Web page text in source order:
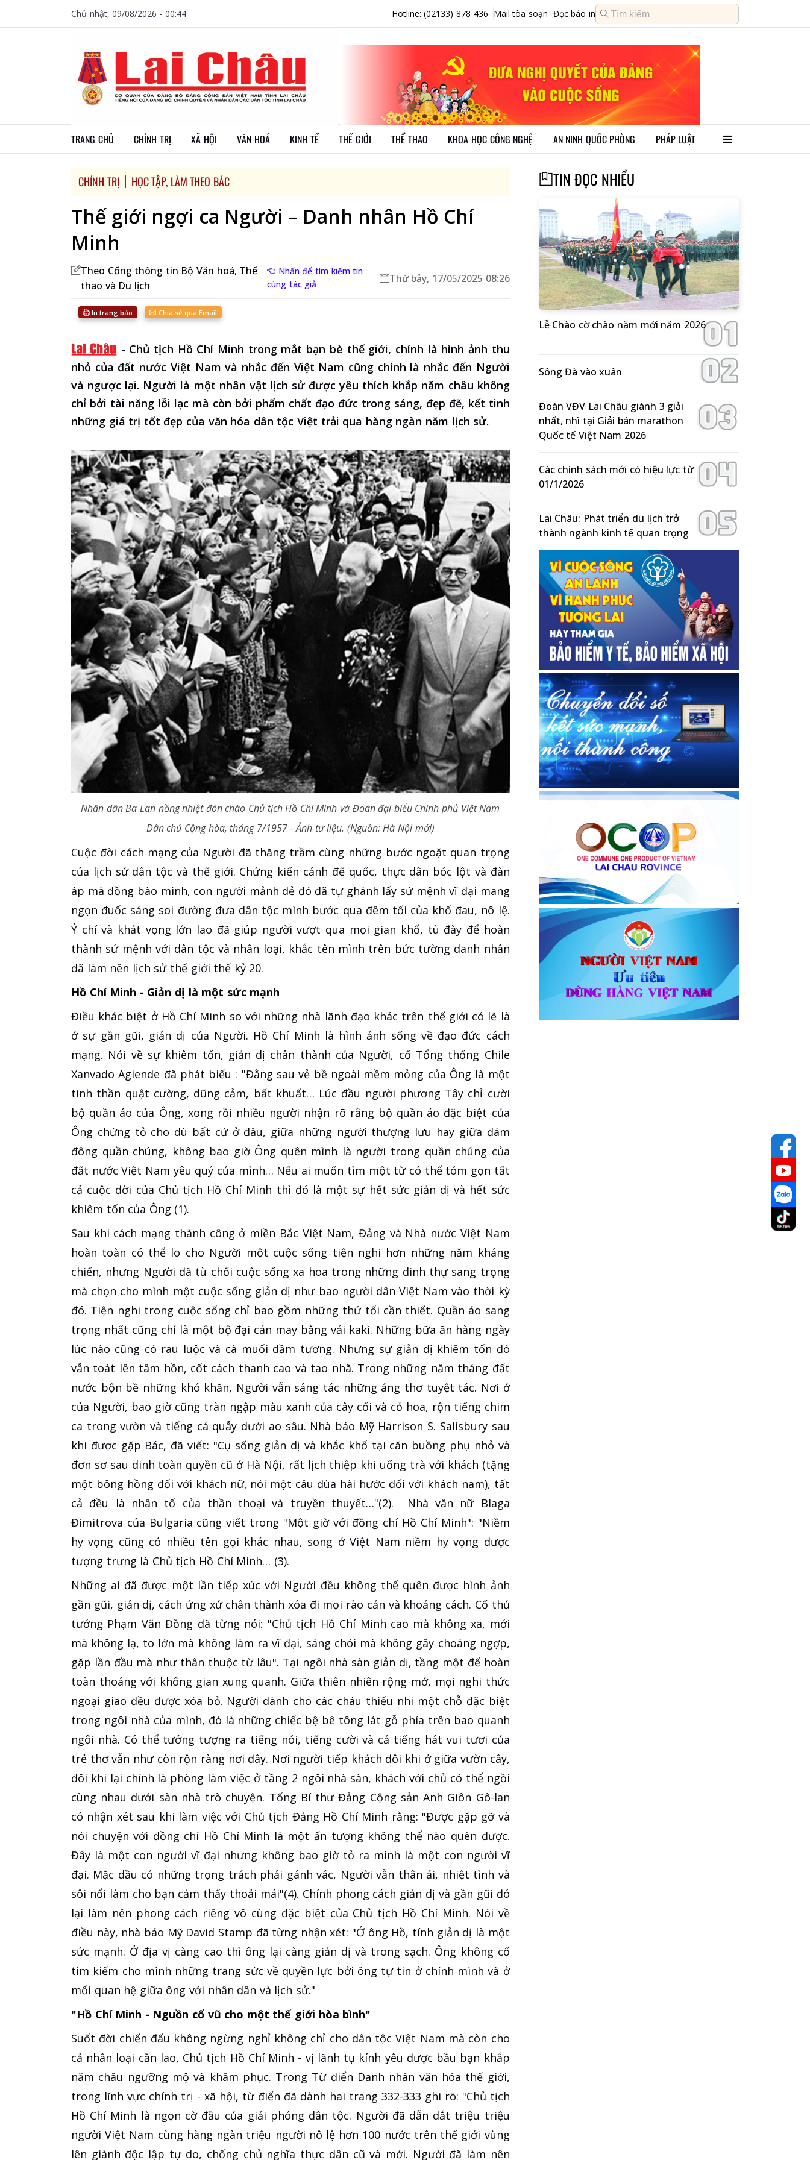
Chủ nhật, 09/08/2026 - 00:44 Hotline: (02133) 878 436 Mail tòa soạn Đọc báo in
TRANG CHỦ CHÍNH TRỊ XÃ HỘI VĂN HOÁ KINH TẾ THẾ GIỚI THỂ THAO KHOA HỌC CÔNG NGHỆ AN NINH QUỐC PHÒNG PHÁP LUẬT
CHÍNH TRỊ HỌC TẬP, LÀM THEO BÁC
Thế giới ngợi ca Người – Danh nhân Hồ Chí
Minh
Theo Cổng thông tin Bộ Văn hoá, Thể
thao và Du lịch
Nhấn để tìm kiếm tin
cùng tác giả
Thứ bảy, 17/05/2025 08:26
In trang báo Chia sẻ qua Email
- Chủ tịch Hồ Chí Minh trong mắt bạn bè thế giới, chính là hình ảnh thu
nhỏ của đất nước Việt Nam và nhắc đến Việt Nam cũng chính là nhắc đến Người
và ngược lại. Người là một nhân vật lịch sử được yêu thích khắp năm châu không
chỉ bởi tài năng lỗi lạc mà còn bởi phẩm chất đạo đức trong sáng, đẹp đẽ, kết tinh
những giá trị tốt đẹp của văn hóa dân tộc Việt trải qua hàng ngàn năm lịch sử.
Nhân dân Ba Lan nồng nhiệt đón chào Chủ tịch Hồ Chí Minh và Đoàn đại biểu Chính phủ Việt Nam
Dân chủ Cộng hòa, tháng 7/1957 - Ảnh tư liệu. (Nguồn: Hà Nội mới)
Cuộc đời cách mạng của Người đã thăng trầm cùng những bước ngoặt quan trọng
của lịch sử dân tộc và thế giới. Chứng kiến cảnh đế quốc, thực dân bóc lột và đàn
áp mà đồng bào mình, con người mảnh dẻ đó đã tự ghánh lấy sứ mệnh vĩ đại mang
ngọn đuốc sáng soi đường đưa dân tộc mình bước qua đêm tối của khổ đau, nô lệ.
Ý chí và khát vọng lớn lao đã giúp người vượt qua mọi gian khổ, tù đày để hoàn
thành sứ mệnh với dân tộc và nhân loại, khắc tên mình trên bức tường danh nhân
đã làm nên lịch sử thế giới thế kỷ 20.
Hồ Chí Minh - Giản dị là một sức mạnh
Điều khác biệt ở Hồ Chí Minh so với những nhà lãnh đạo khác trên thế giới có lẽ là
ở sự gần gũi, giản dị của Người. Hồ Chí Minh là hình ảnh sống về đạo đức cách
mạng. Nói về sự khiêm tốn, giản dị chân thành của Người, cố Tổng thống Chile
Xanvado Agiende đã phát biểu : "Đằng sau vẻ bề ngoài mềm mỏng của Ông là một
tinh thần quật cường, dũng cảm, bất khuất… Lúc đầu người phương Tây chỉ cười
bộ quần áo của Ông, xong rồi nhiều người nhận rõ rằng bộ quần áo đặc biệt của
Ông chứng tỏ cho dù bất cứ ở đâu, giữa những người thượng lưu hay giữa đám
đông quần chúng, không bao giờ Ông quên mình là người trong quần chúng của
đất nước Việt Nam yêu quý của mình… Nếu ai muốn tìm một từ có thể tóm gọn tất
cả cuộc đời của Chủ tịch Hồ Chí Minh thì đó là một sự hết sức giản dị và hết sức
khiêm tốn của Ông (1).
Sau khi cách mạng thành công ở miền Bắc Việt Nam, Đảng và Nhà nước Việt Nam
hoàn toàn có thể lo cho Người một cuộc sống tiện nghi hơn những năm kháng
chiến, nhưng Người đã tù chối cuộc sống xa hoa trong những dinh thự sang trọng
mà chọn cho mình một cuộc sống giản dị như bao người dân Việt Nam vào thời kỳ
đó. Tiện nghi trong cuộc sống chỉ bao gồm những thứ tối cần thiết. Quần áo sang
trọng nhất cũng chỉ là một bộ đại cán may bằng vải kaki. Những bữa ăn hàng ngày
lúc nào cũng có rau luộc và cà muối dầm tương. Nhưng sự giản dị khiêm tốn đó
vẫn toát lên tâm hồn, cốt cách thanh cao và tao nhã. Trong những năm tháng đất
nước bộn bề những khó khăn, Người vẫn sáng tác những áng thơ tuyệt tác. Nơi ở
của Người, bao giờ cũng tràn ngập màu xanh của cây cối và cỏ hoa, rộn tiếng chim
ca trong vườn và tiếng cá quẫy dưới ao sâu. Nhà báo Mỹ Harrison S. Salisbury sau
khi được gặp Bác, đã viết: "Cụ sống giản dị và khắc khổ tại căn buồng phụ nhỏ và
đơn sơ sau dinh toàn quyền cũ ở Hà Nội, rất lịch thiệp khi uống trà với khách (tặng
một bông hồng đối với khách nữ, nói một câu đùa hài hước đối với khách nam), tất
cả đều là nhân tố của thần thoại và truyền thuyết…"(2). Nhà văn nữ Blaga
Đimitrova của Bulgaria cũng viết trong "Một giờ với đồng chí Hồ Chí Minh": "Niềm
hy vọng cũng có nhiều tên gọi khác nhau, song ở Việt Nam niềm hy vọng được
tượng trưng là Chủ tịch Hồ Chí Minh… (3).
Những ai đã được một lần tiếp xúc với Người đều không thể quên được hình ảnh
gần gũi, giản dị, cách ứng xử chân thành xóa đi mọi rào cản và khoảng cách. Cố thủ
tướng Phạm Văn Đồng đã từng nói: "Chủ tịch Hồ Chí Minh cao mà không xa, mới
mà không lạ, to lớn mà không làm ra vĩ đại, sáng chói mà không gây choáng ngợp,
gặp lần đầu mà như thân thuộc từ lâu". Tại ngôi nhà sàn giản dị, tầng một để hoàn
toàn thoáng với không gian xung quanh. Giữa thiên nhiên rộng mở, mọi nghi thức
ngoại giao đều được xóa bỏ. Người dành cho các cháu thiếu nhi một chỗ đặc biệt
trong ngôi nhà của mình, đó là những chiếc bệ bê tông lát gỗ phía trên bao quanh
ngôi nhà. Có thể tưởng tượng ra tiếng nói, tiếng cười và cả tiếng hát vui tươi của
trẻ thơ vẫn như còn rộn ràng nơi đây. Nơi người tiếp khách đôi khi ở giữa vườn cây,
đôi khi lại chính là phòng làm việc ở tầng 2 ngôi nhà sàn, khách với chủ có thể ngồi
cùng nhau dưới sàn nhà trò chuyện. Tổng Bí thư Đảng Cộng sản Anh Giôn Gô-lan
có nhận xét sau khi làm việc với Chủ tịch Đảng Hồ Chí Minh rằng: "Được gặp gỡ và
nói chuyện với đồng chí Hồ Chí Minh là một ấn tượng không thể nào quên được.
Đây là một con người vĩ đại nhưng không bao giờ tỏ ra mình là một con người vĩ
đại. Mặc dầu có những trọng trách phải gánh vác, Người vẫn thân ái, nhiệt tình và
sôi nổi làm cho bạn cảm thấy thoải mái"(4). Chính phong cách giản dị và gần gũi đó
lại làm nên phong cách riêng vô cùng đặc biệt của Chủ tịch Hồ Chí Minh. Nói về
điều này, nhà báo Mỹ David Stamp đã từng nhận xét: "Ở ông Hồ, tính giản dị là một
sức mạnh. Ở địa vị càng cao thì ông lại càng giản dị và trong sạch. Ông không cố
tìm kiếm cho mình những trang sức về quyền lực bởi ông tự tin ở chính mình và ở
mối quan hệ giữa ông với nhân dân và lịch sử."
"Hồ Chí Minh - Nguồn cổ vũ cho một thế giới hòa bình"
Suốt đời chiến đấu không ngừng nghỉ không chỉ cho dân tộc Việt Nam mà còn cho
cả nhân loại cần lao, Chủ tịch Hồ Chí Minh - vị lãnh tụ kính yêu được bầu bạn khắp
năm châu ngưỡng mộ và khâm phục. Trong Từ điển Danh nhân văn hóa thế giới,
trong lĩnh vực chính trị - xã hội, từ điển đã dành hai trang 332-333 ghi rõ: "Chủ tịch
Hồ Chí Minh là ngọn cờ đầu của giải phóng dân tộc. Người đã dẫn dắt triệu triệu
người Việt Nam cùng hàng ngàn triệu người nô lệ hơn 100 nước trên thế giới vùng
lên giành độc lập tự do, chống chủ nghĩa thực dân cũ và mới. Người đã làm nên
TIN ĐỌC NHIỀU
Lễ Chào cờ chào năm mới năm 2026
Sông Đà vào xuân
Đoàn VĐV Lai Châu giành 3 giải
nhất, nhì tại Giải bán marathon
Quốc tế Việt Nam 2026
Các chính sách mới có hiệu lực từ
01/1/2026
Lai Châu: Phát triển du lịch trở
thành ngành kinh tế quan trọng